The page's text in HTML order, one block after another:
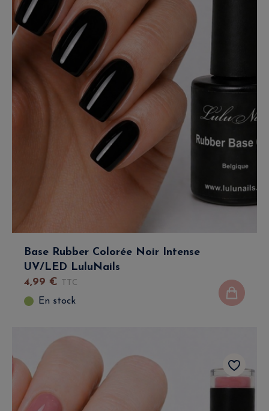
Base Rubber Colorée Noir Intense
UV/LED LuluNails
4,99 € TTC
En stock